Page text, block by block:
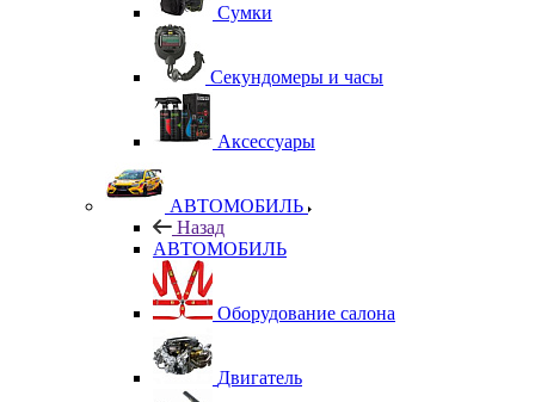
Сумки
Секундомеры и часы
Аксессуары
АВТОМОБИЛЬ
Назад
АВТОМОБИЛЬ
Оборудование салона
Двигатель